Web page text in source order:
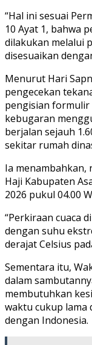
“Hal ini sesuai
10 Ayat 1, bahwa
dilakukan melalui
disesuaikan
Menurut Hari
pengecekan
pengisian formulir
kebugaran
berjalan sejauh
sekitar rumah
Ia menambahkan,
Haji Kabupaten
2026 pukul 04.00
“Perkiraan cuaca
dengan suhu
derajat Celsius
Sementara itu,
dalam
membutuhkan
waktu cukup lama
dengan Indonesia.